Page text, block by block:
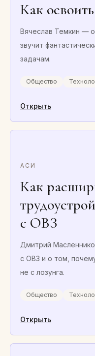
Как
Вячеслав Темкин —
звучит
задачам.
Общество
Открыть
АСИ
Как
с ОВЗ
Дмитрий
с ОВЗ и о том,
не с лозунга.
Общество
Открыть